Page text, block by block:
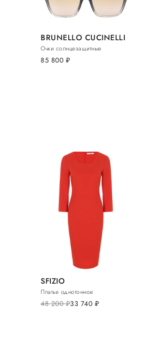
BRUNELLO CUCINELLI
Очки солнцезащитные
85 800 руб.
SFIZIO
Платье однотонное
48 200руб.33 740 руб.